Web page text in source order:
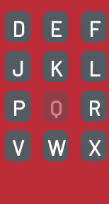
D E
F
J K
L
P Q
R
V W
X